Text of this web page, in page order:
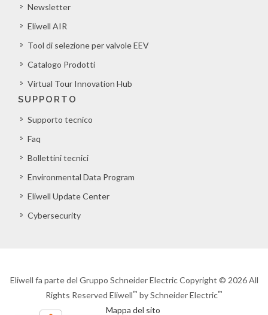
Newsletter
Eliwell AIR
Tool di selezione per valvole EEV
Catalogo Prodotti
Virtual Tour Innovation Hub
SUPPORTO
Supporto tecnico
Faq
Bollettini tecnici
Environmental Data Program
Eliwell Update Center
Cybersecurity
Eliwell fa parte del Gruppo Schneider Electric Copyright © 2026 All
Rights Reserved Eliwell™ by Schneider Electric™
Mappa del sito